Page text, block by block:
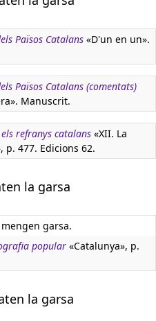
Països Catalans «D'un en un».
Països Catalans (comentats)
Manuscrit.
els refranys catalans «XII. La
p. 477. Edicions 62.
la garsa
garsa.
popular «Catalunya», p.
la garsa